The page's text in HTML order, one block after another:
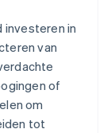
investeren in
van
of
om
tot